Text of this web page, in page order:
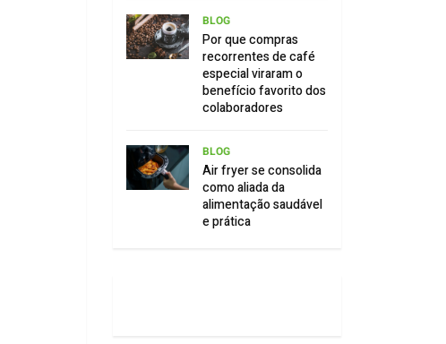
BLOG
Por que compras
recorrentes de café
especial viraram o
benefício favorito dos
colaboradores
BLOG
Air fryer se consolida
como aliada da
alimentação saudável
e prática